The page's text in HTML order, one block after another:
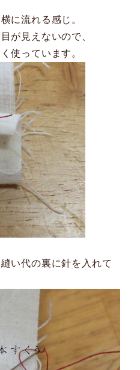
に流れる感じ。
が見えないので、
使っています。
い代の裏に針を入れて